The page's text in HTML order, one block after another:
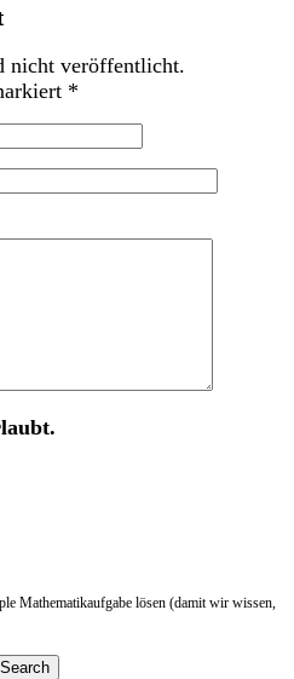
nicht veröffentlicht.
*
Mathematikaufgabe lösen (damit wir wissen,